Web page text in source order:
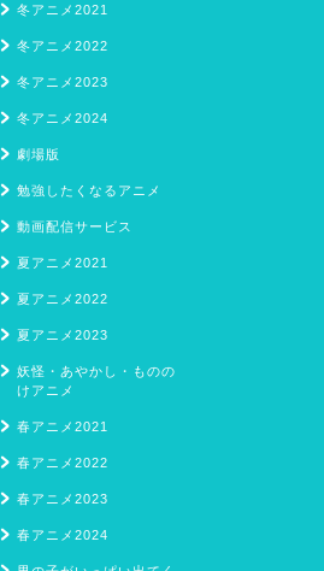
冬アニメ2021
冬アニメ2022
冬アニメ2023
冬アニメ2024
劇場版
勉強したくなるアニメ
動画配信サービス
夏アニメ2021
夏アニメ2022
夏アニメ2023
妖怪・あやかし・ものの
けアニメ
春アニメ2021
春アニメ2022
春アニメ2023
春アニメ2024